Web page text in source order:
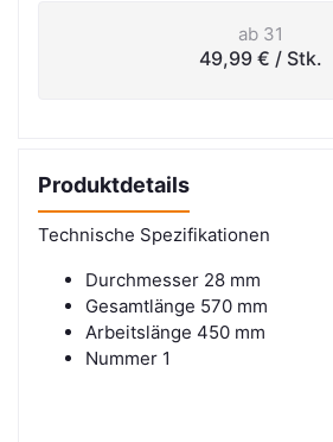
ab 31
49,99 € / Stk.
Produktdetails
Technische Spezifikationen
Durchmesser 28 mm
Gesamtlänge 570 mm
Arbeitslänge 450 mm
Nummer 1